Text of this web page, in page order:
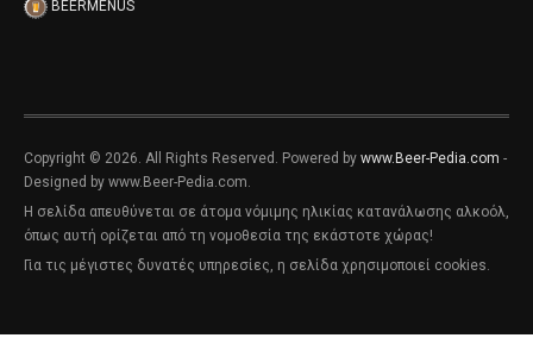
BEERMENUS
Copyright © 2026. All Rights Reserved. Powered by www.Beer-Pedia.com -
Designed by www.Beer-Pedia.com.
Η σελίδα απευθύνεται σε άτομα νόμιμης ηλικίας κατανάλωσης αλκοόλ,
όπως αυτή ορίζεται από τη νομοθεσία της εκάστοτε χώρας!
Για τις μέγιστες δυνατές υπηρεσίες, η σελίδα χρησιμοποιεί cookies.